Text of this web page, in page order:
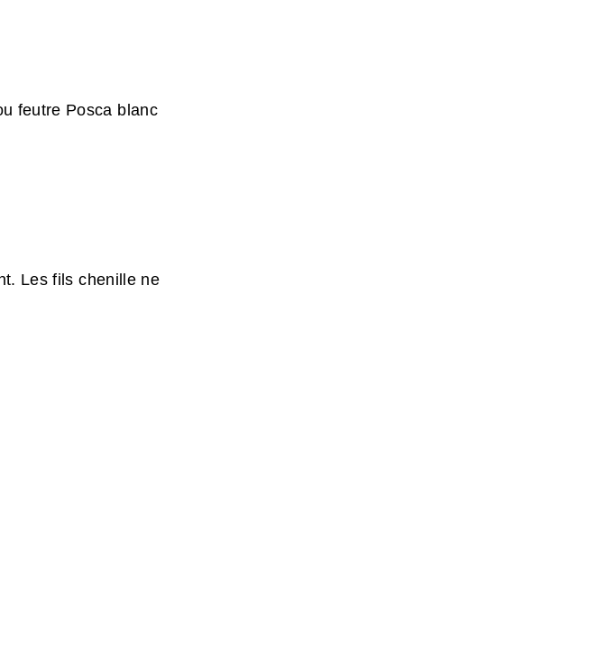
feutre Posca blanc
Les fils chenille ne